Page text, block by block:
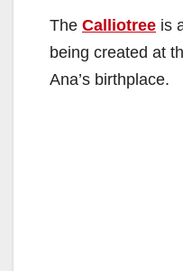
The Calliotree is
being created at
Ana’s birthplace.